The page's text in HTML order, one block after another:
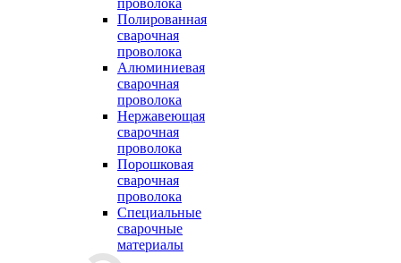
проволока
Полированная
сварочная
проволока
Алюминиевая
сварочная
проволока
Нержавеющая
сварочная
проволока
Порошковая
сварочная
проволока
Специальные
сварочные
материалы